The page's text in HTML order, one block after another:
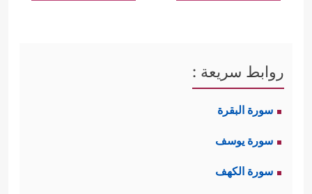
روابط سريعة :
سورة البقرة
سورة يوسف
سورة الكهف